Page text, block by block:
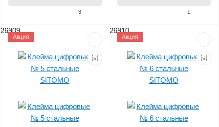
3 1
26909
Акция
26910
Акция